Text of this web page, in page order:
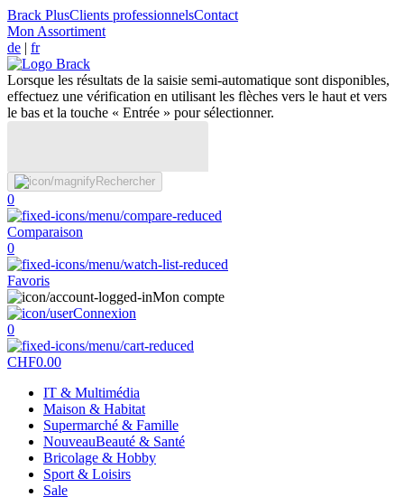
Brack PlusClients professionnelsContact
Mon Assortiment
de | fr
Lorsque les résultats de la saisie semi-automatique sont disponibles,
effectuez une vérification en utilisant les flèches vers le haut et vers
le bas et la touche « Entrée » pour sélectionner.
Rechercher
0
Comparaison
0
Favoris
Mon compte
Connexion
0
CHF0.00
IT & Multimédia
Maison & Habitat
Supermarché & Famille
NouveauBeauté & Santé
Bricolage & Hobby
Sport & Loisirs
Sale